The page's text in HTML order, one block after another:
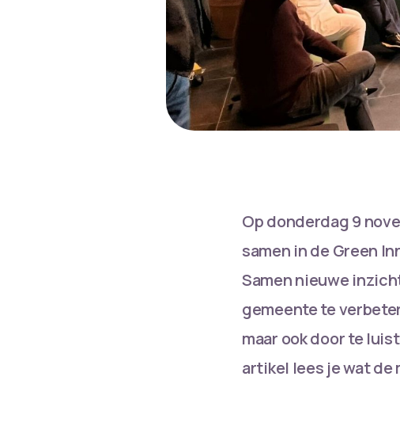
Op donderdag 9
samen in de Green
Samen nieuwe
gemeente te
maar ook door te
artikel lees je wat